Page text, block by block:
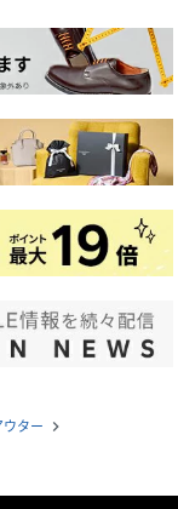
ター navigate_next